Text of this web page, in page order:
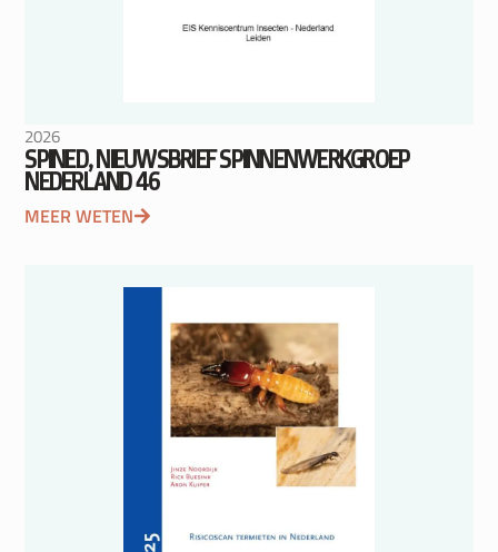
2026
SPINED, NIEUWSBRIEF SPINNENWERKGROEP
NEDERLAND 46
MEER WETEN